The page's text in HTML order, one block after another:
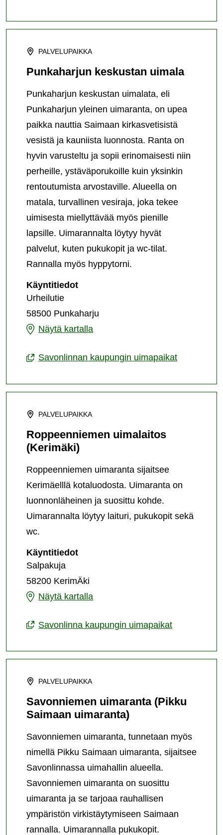
PALVELUPAIKKA
Punkaharjun keskustan uimala
Punkaharjun keskustan uimalata, eli
Punkaharjun yleinen uimaranta, on upea
paikka nauttia Saimaan kirkasvetisistä
vesistä ja kauniista luonnosta. Ranta on
hyvin varusteltu ja sopii erinomaisesti niin
perheille, ystäväporukoille kuin yksinkin
rentoutumista arvostaville. Alueella on
matala, turvallinen vesiraja, joka tekee
uimisesta miellyttävää myös pienille
lapsille. Uimarannalta löytyy hyvät
palvelut, kuten pukukopit ja wc-tilat.
Rannalla myös hyppytorni.
KäyntitiedotPunkaharjun
Urheilutie
58500 Punkaharju
Näytä kartalla
Punkaharjun
uimalaSavonlinnan kaupungin uimapaikat
PALVELUPAIKKA
Roppeenniemen uimalaitos
(Kerimäki)
Roppeenniemen uimaranta sijaitsee
Kerimäelllä kotaluodosta. Uimaranta on
luonnonläheinen ja suosittu kohde.
Uimarannalta löytyy laituri, pukukopit sekä
wc.
KäyntitiedotRoppeenniemen
Salpakuja
58200 KerimÄki
Näytä kartalla
Roppeenniemen
(Kerimäki)
Savonlinna kaupungin uimapaikat
PALVELUPAIKKA
Savonniemen uimaranta (Pikku
Saimaan uimaranta)
Savonniemen uimaranta, tunnetaan myös
nimellä Pikku Saimaan uimaranta, sijaitsee
Savonlinnassa uimahallin alueella.
Savonniemen uimaranta on suosittu
uimaranta ja se tarjoaa rauhallisen
ympäristön virkistäytymiseen Saimaan
rannalla. Uimarannalla pukukopit.